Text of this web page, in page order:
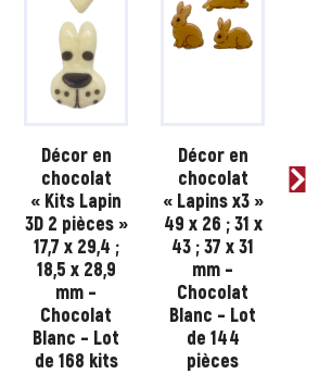
Décor en
chocolat
« Kits Lapin
3D 2 pièces »
17,7 x 29,4 ;
18,5 x 28,9
mm –
Chocolat
Blanc – Lot
de 168 kits
Décor en
chocolat
« Lapins x3 »
49 x 26 ; 31 x
43 ; 37 x 31
mm –
Chocolat
Blanc – Lot
de 144
pièces